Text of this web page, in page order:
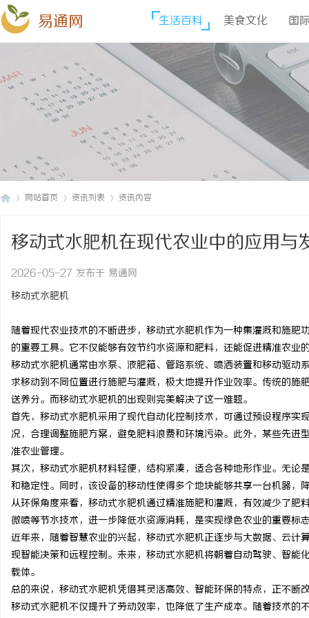
易通网 生活百科 美食文化 国
网站首页 资讯列表 资讯内容
移动式水肥机在现代农业中的应用与
2026-05-27 发布于 易通网
移动式水肥机
随着现代农业技术的不断进步，移动式水肥机作为一种集灌溉和施
的重要工具。它不仅能够有效节约水资源和肥料，还能促进精准农业
移动式水肥机通常由水泵、液肥箱、管路系统、喷洒装置和移动驱
求移动到不同位置进行施肥与灌溉，极大地提升作业效率。传统的
送养分。而移动式水肥机的出现则完美解决了这一难题。
首先，移动式水肥机采用了现代自动化控制技术，可通过预设程序
况，合理调整施肥方案，避免肥料浪费和环境污染。此外，某些先
准农业管理。
其次，移动式水肥机材料轻便，结构紧凑，适合各种地形作业。无
和稳定性。同时，该设备的移动性使得多个地块能够共享一台机器，
从环保角度来看，移动式水肥机通过精准施肥和灌溉，有效减少了
微喷等节水技术，进一步降低水资源消耗，是实现绿色农业的重要标
近年来，随着智慧农业的兴起，移动式水肥机正逐步与大数据、云
现智能决策和远程控制。未来，移动式水肥机将朝着自动驾驶、智
载体。
总的来说，移动式水肥机凭借其灵活高效、智能环保的特点，正不
移动式水肥机不仅提升了劳动效率，也降低了生产成本。随着技术